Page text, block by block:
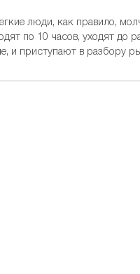
люди, как правило,
по 10 часов, уходят до
и приступают в разбору